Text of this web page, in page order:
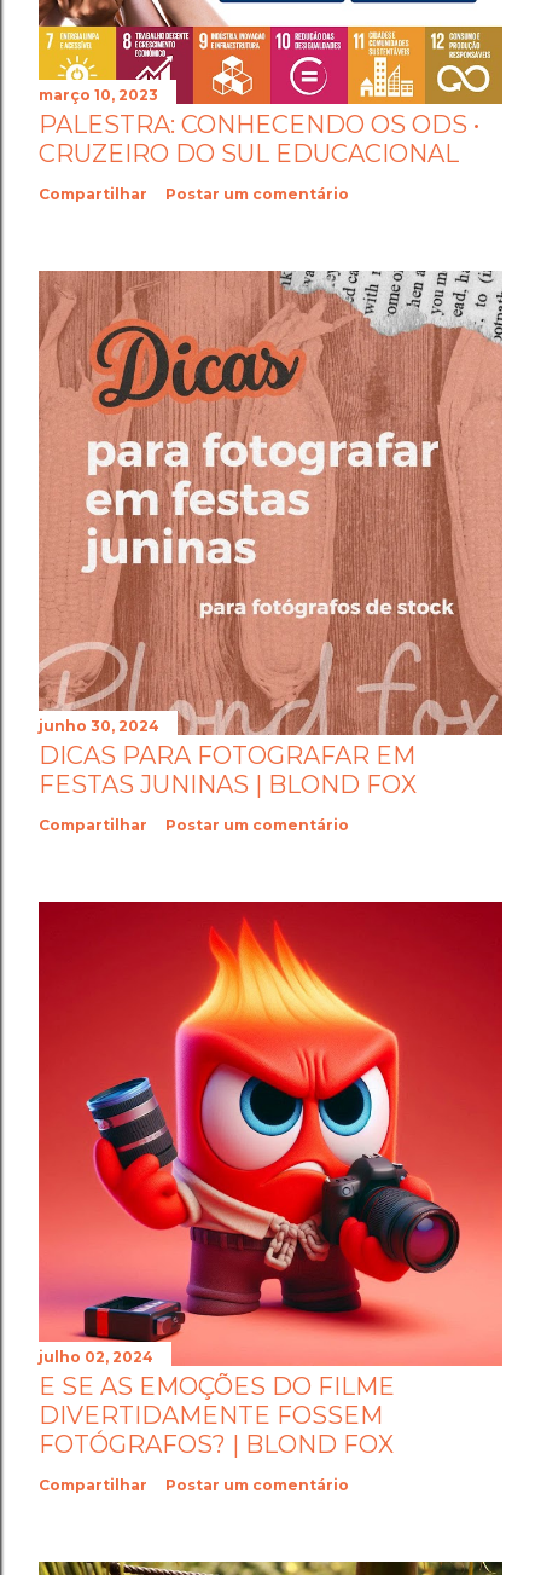
março 10, 2023
PALESTRA: CONHECENDO OS ODS •
CRUZEIRO DO SUL EDUCACIONAL
Compartilhar Postar um comentário
junho 30, 2024
DICAS PARA FOTOGRAFAR EM
FESTAS JUNINAS | BLOND FOX
Compartilhar Postar um comentário
julho 02, 2024
E SE AS EMOÇÕES DO FILME
DIVERTIDAMENTE FOSSEM
FOTÓGRAFOS? | BLOND FOX
Compartilhar Postar um comentário